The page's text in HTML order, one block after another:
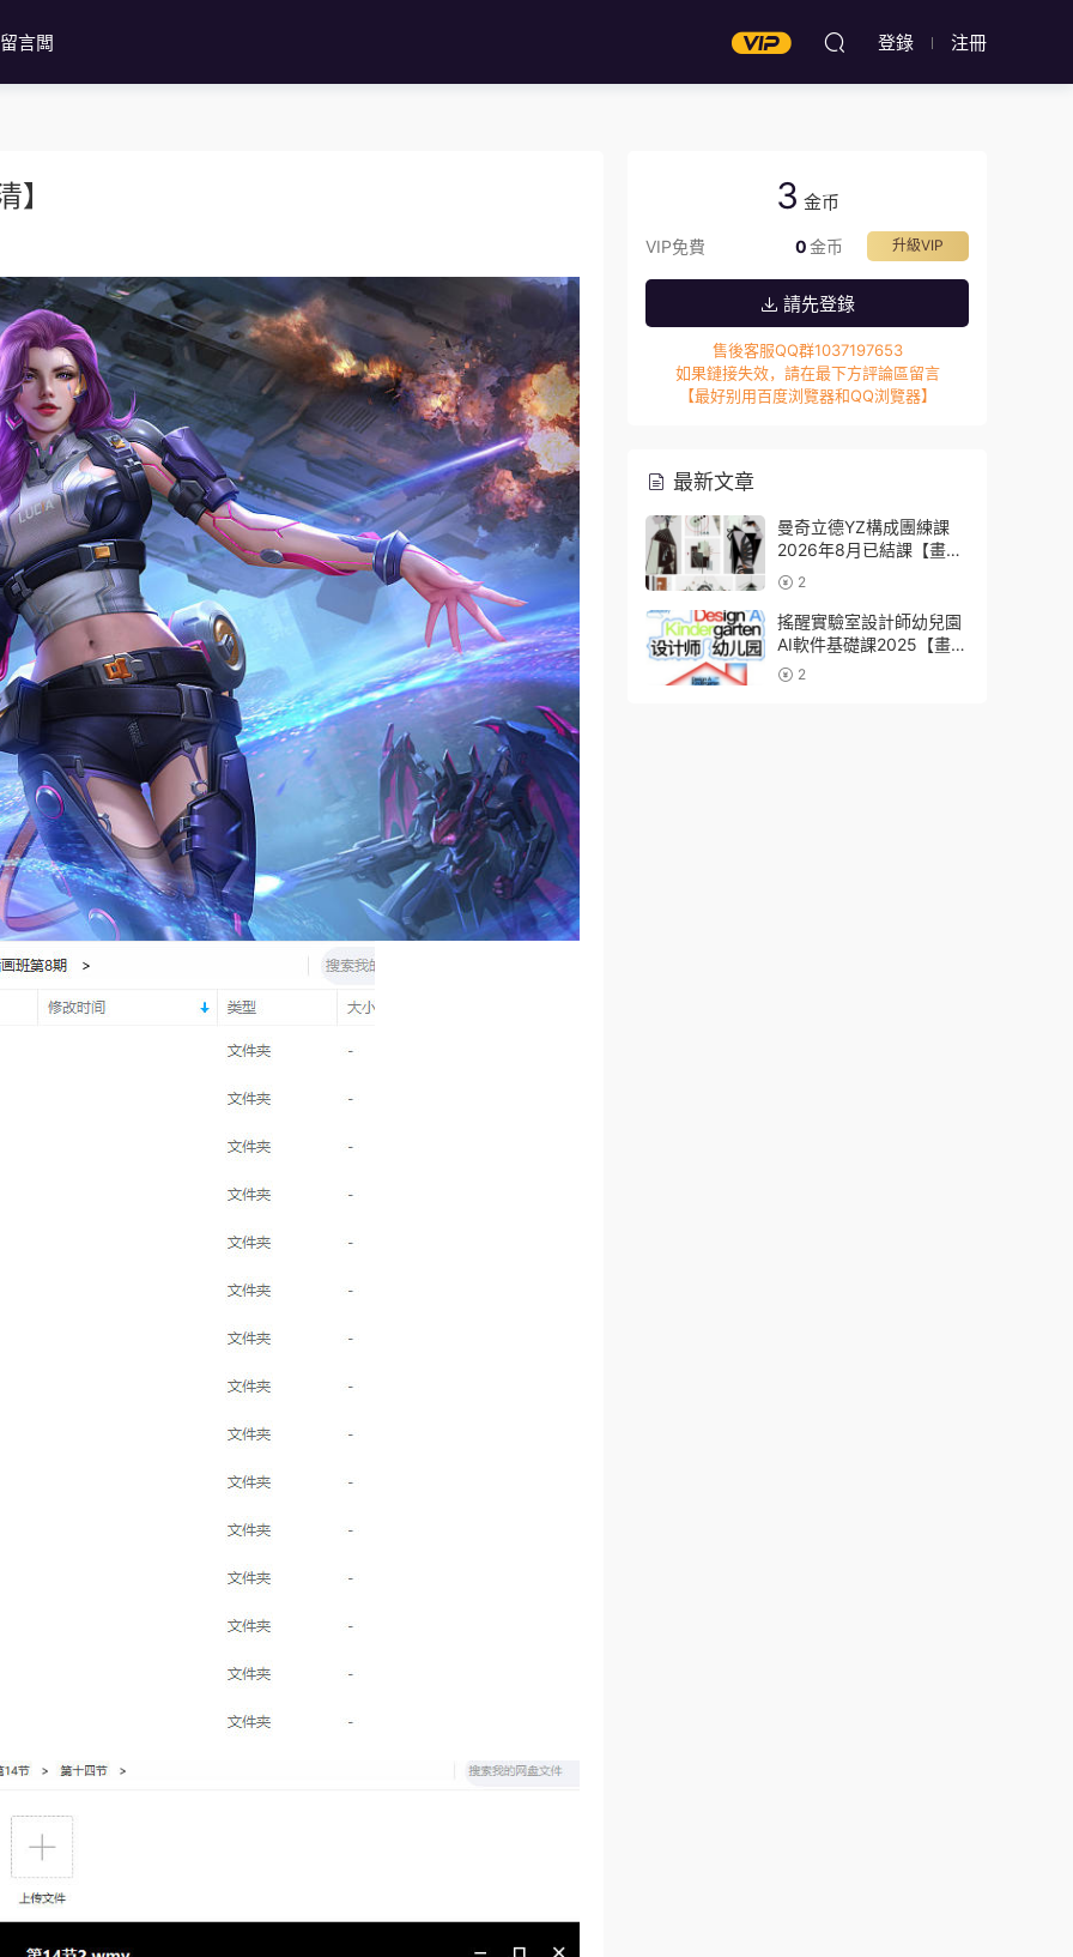
留言闆 登錄 注冊
3 金币
VIP免費 升級VIP
0金币
請先登錄
售後客服QQ群1037197653
如果鏈接失效，請在最下方評論區留言
【最好别用百度浏覽器和QQ浏覽器】
最新文章
曼奇立德YZ構成團練課
2026年8月已結課【畫質
高清有課件】
2
搖醒實驗室設計師幼兒園
AI軟件基礎課2025【畫質
不錯有素材】
2